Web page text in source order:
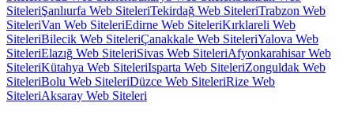
SiteleriŞanlıurfa Web SiteleriTekirdağ Web SiteleriTrabzon Web
SiteleriVan Web SiteleriEdirne Web SiteleriKırklareli Web
SiteleriBilecik Web SiteleriÇanakkale Web SiteleriYalova Web
SiteleriElazığ Web SiteleriSivas Web SiteleriAfyonkarahisar Web
SiteleriKütahya Web SiteleriIsparta Web SiteleriZonguldak Web
SiteleriBolu Web SiteleriDüzce Web SiteleriRize Web
SiteleriAksaray Web Siteleri